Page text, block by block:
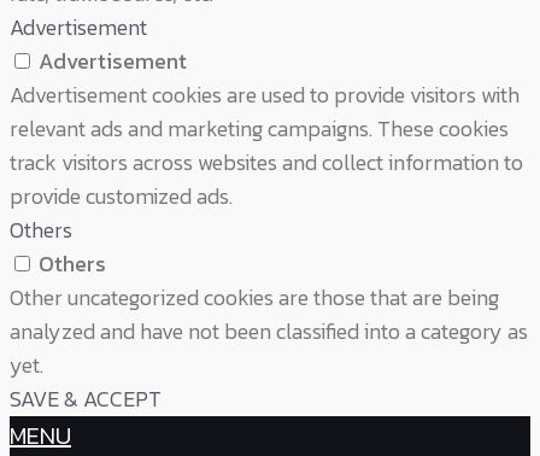
Advertisement
Advertisement
Advertisement cookies are used to provide visitors with
relevant ads and marketing campaigns. These cookies
track visitors across websites and collect information to
provide customized ads.
Others
Others
Other uncategorized cookies are those that are being
analyzed and have not been classified into a category as
yet.
SAVE & ACCEPT
MENU